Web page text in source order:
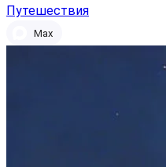
Путешествия
Max